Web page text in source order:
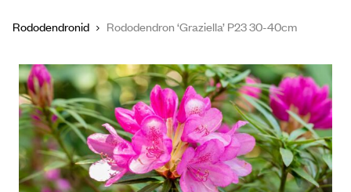
Rododendronid Rododendron ‘Graziella’ P23 30-40cm